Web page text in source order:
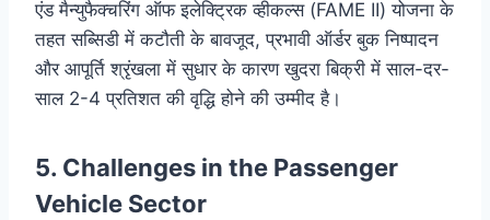
एंड मैन्युफैक्चरिंग ऑफ इलेक्ट्रिक व्हीकल्स (FAME II) योजना के
तहत सब्सिडी में कटौती के बावजूद, प्रभावी ऑर्डर बुक निष्पादन
और आपूर्ति श्रृंखला में सुधार के कारण खुदरा बिक्री में साल-दर-
साल 2-4 प्रतिशत की वृद्धि होने की उम्मीद है।
5. Challenges in the Passenger
Vehicle Sector